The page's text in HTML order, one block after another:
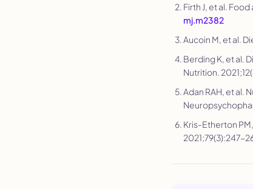
Firth J, et al.
mj.m2382
Aucoin M, et al.
Berding K, et al.
Nutrition.
Adan RAH, et al.
Kris-Etherton
2021;79(3):247-